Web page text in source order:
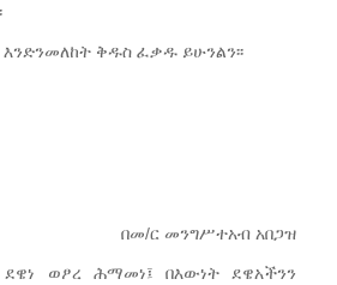
ቅዱስ ፈቃዱ ይሁንልን፡፡
በመ/ር መንግሥተአብ አበጋዝ
ደዌነ ወፆረ ሕማመነ፤ በእውነት ደዌአችንን